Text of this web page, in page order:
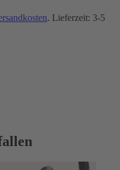
. Lieferzeit: 3-5